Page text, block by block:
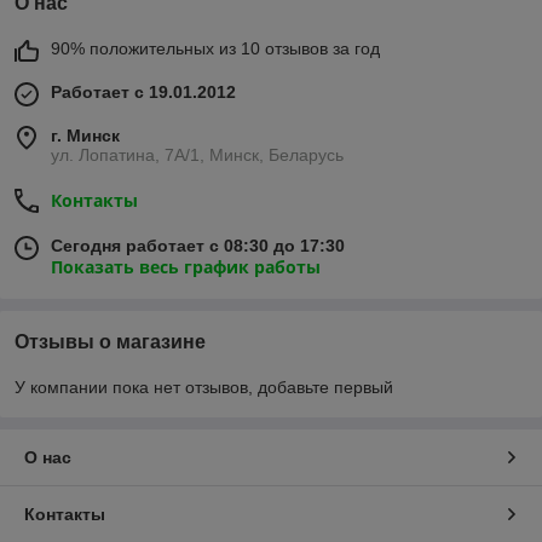
кондитерское оборудование, шкафы
Гомель, Гродно, Могилев, Брест,
Витебск.
90% положительных из 10 отзывов за год
Работает с 19.01.2012
г. Минск
ул. Лопатина, 7А/1, Минск, Беларусь
Контакты
Сегодня работает с 08:30 до 17:30
Показать весь график работы
Отзывы о магазине
У компании пока нет отзывов, добавьте первый
О нас
Контакты